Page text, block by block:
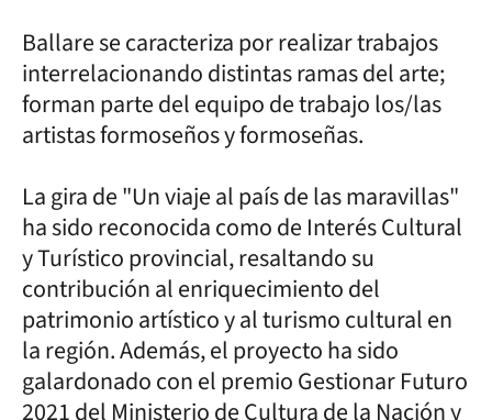
Ballare se caracteriza por realizar trabajos
interrelacionando distintas ramas del arte;
forman parte del equipo de trabajo los/las
artistas formoseños y formoseñas.
La gira de "Un viaje al país de las maravillas"
ha sido reconocida como de Interés Cultural
y Turístico provincial, resaltando su
contribución al enriquecimiento del
patrimonio artístico y al turismo cultural en
la región. Además, el proyecto ha sido
galardonado con el premio Gestionar Futuro
2021 del Ministerio de Cultura de la Nación y